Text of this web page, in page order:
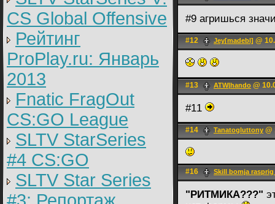
CS Global Offensive
Рейтинг
ProPlay.ru: Январь
2013
Fnatic FragOut
CS:GO League
SLTV StarSeries
#4 CS:GO
SLTV Star Series
#9 агришься
#12 Jey[madebl] @
#13 ATW|hando @
#11
#14 Tanatogluttony @
#16 Skill bomja rasprig
"РИТМИКА???"